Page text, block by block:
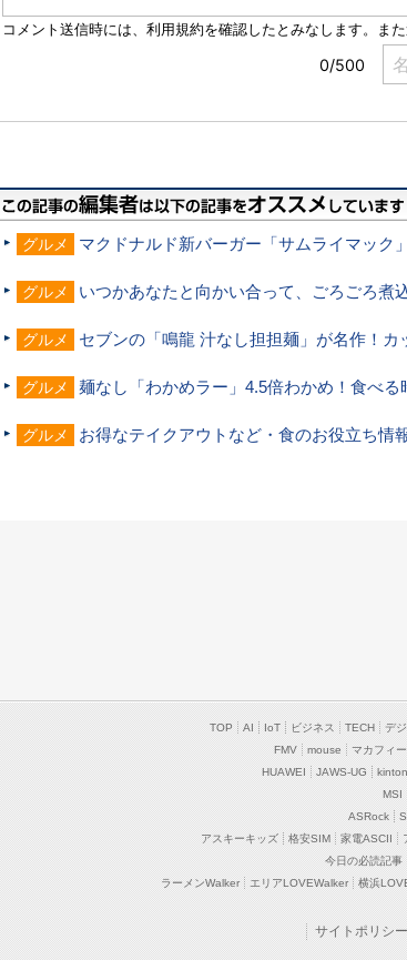
グルメ マクドナルド新バーガー「サムライマック
グルメ いつかあなたと向かい合って、ごろごろ煮
グルメ セブンの「鳴龍 汁なし担担麺」が名作！
グルメ 麺なし「わかめラー」4.5倍わかめ！食べ
グルメ お得なテイクアウトなど・食のお役立ち情
TOP AI IoT ビジネス TECH デ
FMV
mouse マカフィー
HUAWEI
JAWS-UG
MSI
ASRock
アスキーキッズ
格安SIM 家電ASCII
今日の必読記事
ラーメンWalker
エリアLOVEWalker 横浜
サイトポリシー